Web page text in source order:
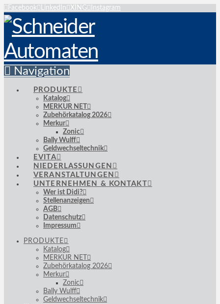
Facebook LinkedIn XING Instagram
Navigation
PRODUKTE
Katalog
MERKUR NET
Zubehörkatalog 2026
Merkur
Zonic
Bally Wulff
Geldwechseltechnik
EVITA
NIEDERLASSUNGEN
VERANSTALTUNGEN
UNTERNEHMEN & KONTAKT
Wer ist Didi?
Stellenanzeigen
AGB
Datenschutz
Impressum
PRODUKTE
Katalog
MERKUR NET
Zubehörkatalog 2026
Merkur
Zonic
Bally Wulff
Geldwechseltechnik